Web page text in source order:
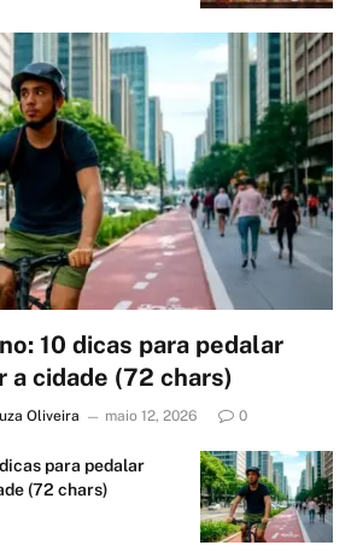
10 dicas para pedalar
a cidade (72 chars)
Oliveira maio 12, 2026 0
para pedalar
(72 chars)